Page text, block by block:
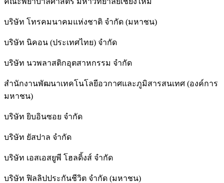
บริษัท โทรคมนาคมแห่งชาติ จำกัด (มหาชน)
บริษัท นิคอน (ประเทศไทย) จำกัด
บริษัท นวพลาสติกอุตสาหกรรม จำกัด
สำนักงานพัฒนาเทคโนโลยีอวกาศและภูมิสารสนเทศ (องค์การ
มหาชน)
บริษัท ยิบอินซอย จำกัด
บริษัท ยัสปาล จำกัด
บริษัท เอสเอสยูพี โฮลดิ้งส์ จำกัด
บริษัท ฟิลลิปประกันชีวิต จำกัด (มหาชน)